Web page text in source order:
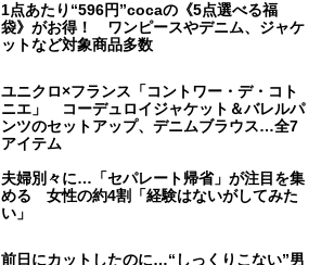
1点あたり“596円”cocaの《5点選べる福
袋》がお得！ ワンピースやデニム、ジャケ
ットなど対象商品多数
ユニクロ×フランス「コントワー・デ・コト
ニエ」 コーデュロイジャケット＆バレルパ
ンツのセットアップ、デニムブラウス…全7
アイテム
夫婦別々に…「セパレート帰省」が注目を集
める 女性の約4割「経験はないがしてみた
い」
前日にカットしたのに…“しっくりこない”男